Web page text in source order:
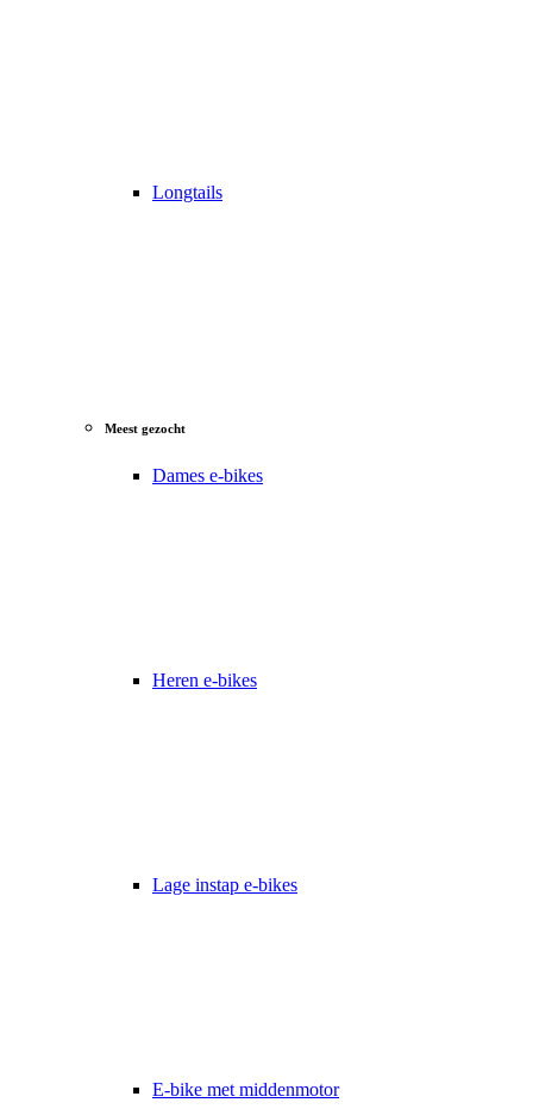
Longtails
Meest gezocht
Dames e-bikes
Heren e-bikes
Lage instap e-bikes
E-bike met middenmotor